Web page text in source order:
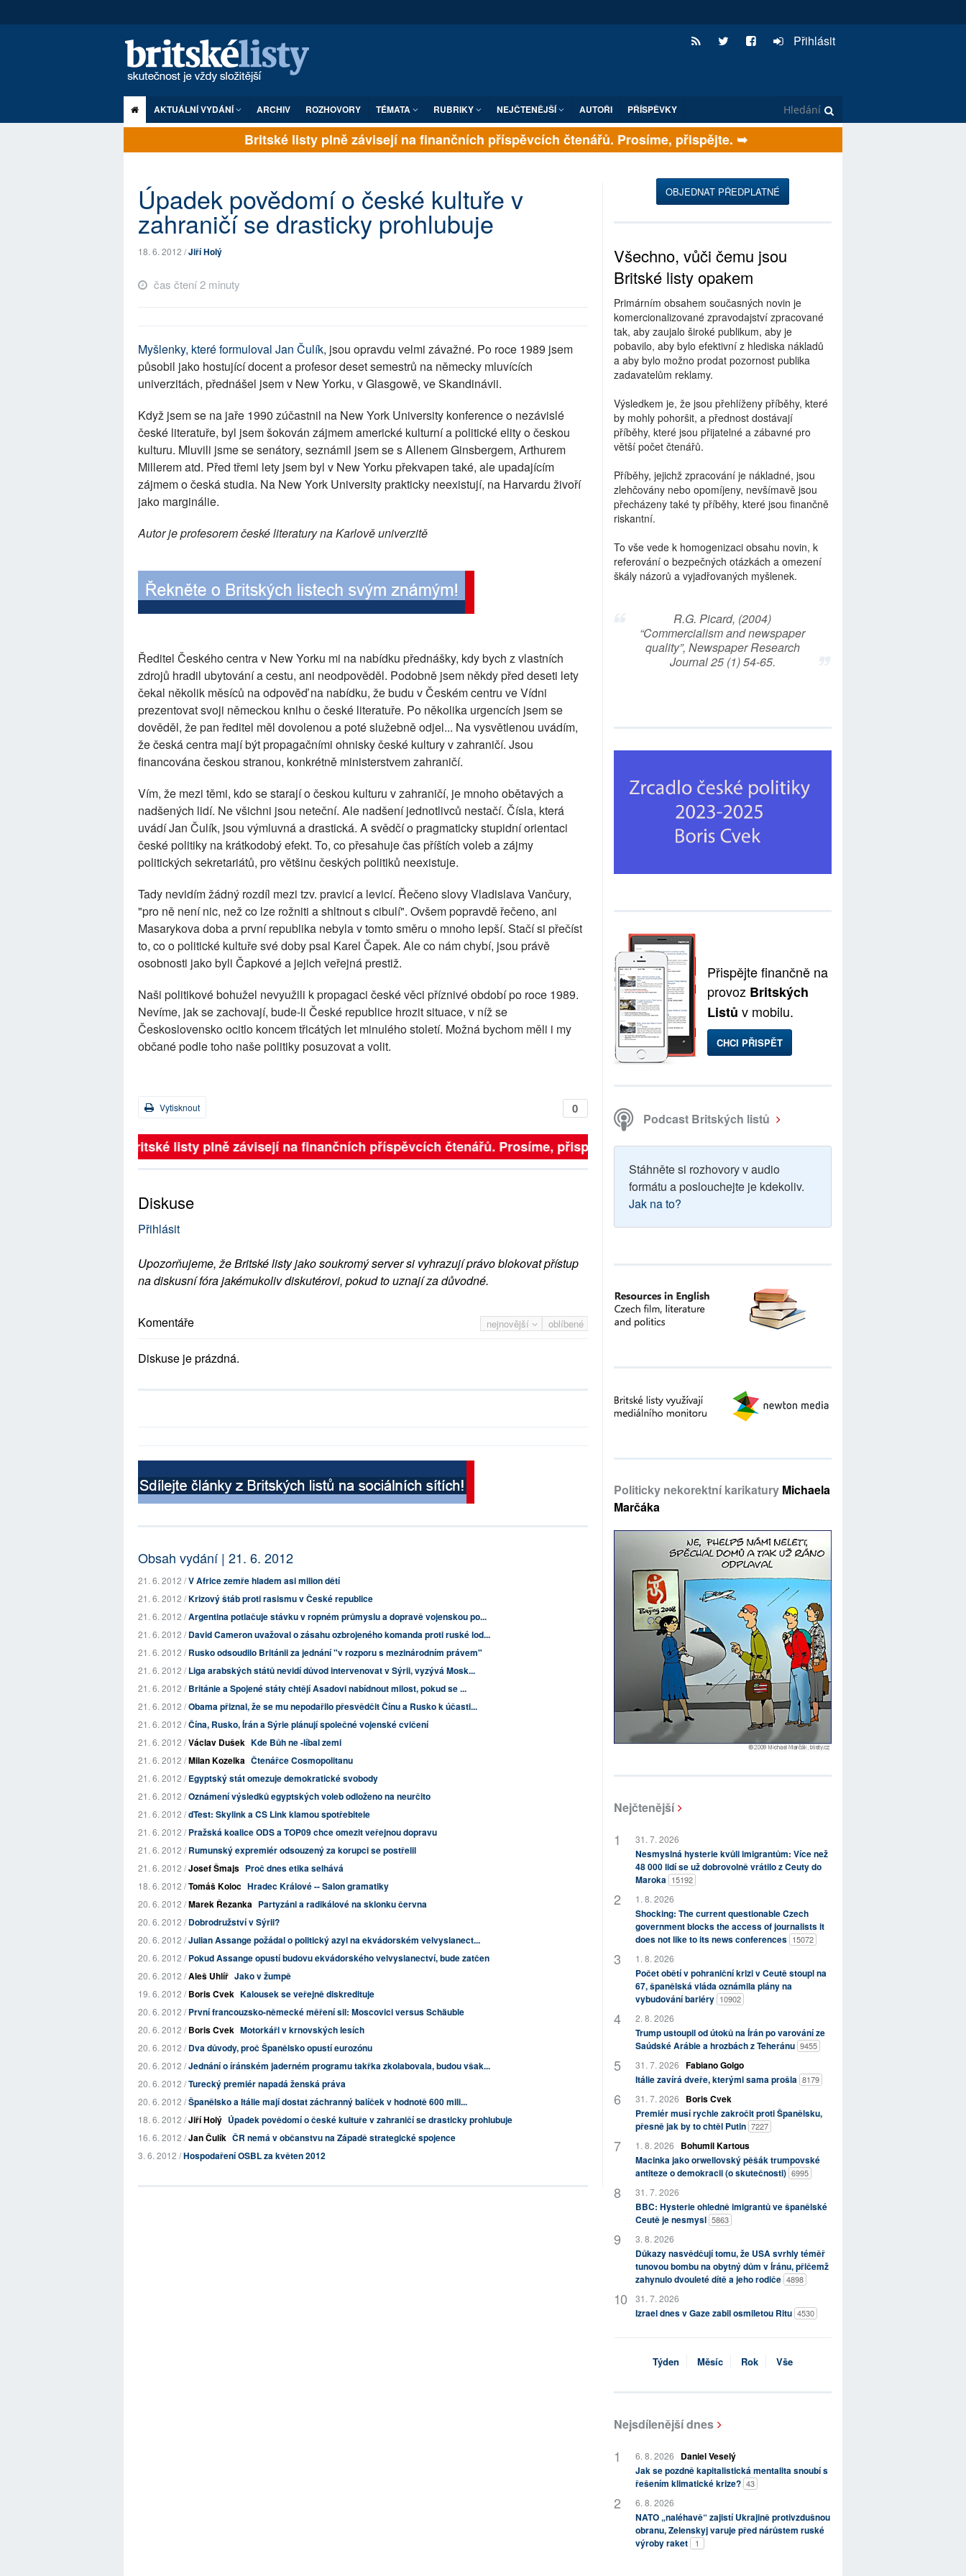
Přihlásit
AKTUÁLNÍ VYDÁNÍ ARCHIV ROZHOVORY TÉMATA RUBRIKY NEJČTENĚJŠÍ AUTOŘI PŘÍSPĚVKY
Britské listy plně závisejí na finančních příspěvcích čtenářů. Prosíme, přispějte. ➥
Úpadek povědomí o české kultuře v
zahraničí se drasticky prohlubuje
18. 6. 2012 /Jiří Holý
čas čtení 2 minuty
Myšlenky, které formuloval Jan Čulík, jsou opravdu velmi závažné. Po roce 1989 jsem
působil jako hostující docent a profesor deset semestrů na německy mluvících
univerzitách, přednášel jsem v New Yorku, v Glasgowě, ve Skandinávii.
Když jsem se na jaře 1990 zúčastnil na New York University konference o nezávislé
české literatuře, byl jsem šokován zájmem americké kulturní a politické elity o českou
kulturu. Mluvili jsme se senátory, seznámil jsem se s Allenem Ginsbergem, Arthurem
Millerem atd. Před třemi lety jsem byl v New Yorku překvapen také, ale upadajícím
zájmem o česká studia. Na New York University prakticky neexistují, na Harvardu živoří
jako marginálie.
Autor je profesorem české literatury na Karlově univerzitě
Ředitel Českého centra v New Yorku mi na nabídku přednášky, kdy bych z vlastních
zdrojů hradil ubytování a cestu, ani neodpověděl. Podobně jsem někdy před deseti lety
čekal několik měsíců na odpověď na nabídku, že budu v Českém centru ve Vídni
prezentovat svoji německou knihu o české literatuře. Po několika urgencích jsem se
dověděl, že pan ředitel měl dovolenou a poté služebně odjel... Na vysvětlenou uvádím,
že česká centra mají být propagačními ohnisky české kultury v zahraničí. Jsou
financována českou stranou, konkrétně ministerstvem zahraničí.
Vím, že mezi těmi, kdo se starají o českou kulturu v zahraničí, je mnoho obětavých a
nadšených lidí. Ne všichni jsou neteční. Ale nadšení jednotlivců nestačí. Čísla, která
uvádí Jan Čulík, jsou výmluvná a drastická. A svědčí o pragmaticky stupidní orientaci
české politiky na krátkodobý efekt. To, co přesahuje čas příštích voleb a zájmy
politických sekretariátů, pro většinu českých politiků neexistuje.
Tady nevidím žádný rozdíl mezi tzv. pravicí a levicí. Řečeno slovy Vladislava Vančury,
"pro ně není nic, než co lze rožniti a shltnout s cibulí". Ovšem popravdě řečeno, ani
Masarykova doba a první republika nebyla v tomto směru o mnoho lepší. Stačí si přečíst
to, co o politické kultuře své doby psal Karel Čapek. Ale co nám chybí, jsou právě
osobnosti jako byli Čapkové a jejich veřejná prestiž.
Naši politikové bohužel nevyužili k propagaci české věci příznivé období po roce 1989.
Nevíme, jak se zachovají, bude-li České republice hrozit situace, v níž se
Československo ocitlo koncem třicátých let minulého století. Možná bychom měli i my
občané podle toho naše politiky posuzovat a volit.
0
Vytisknout
Britské listy plně závisejí na finančních příspěvcích čtenářů. Prosíme, přispějte. ➥
Diskuse
Přihlásit
Upozorňujeme, že Britské listy jako soukromý server si vyhrazují právo blokovat přístup
na diskusní fóra jakémukoliv diskutérovi, pokud to uznají za důvodné.
nejnovější oblíbené
Komentáře
Diskuse je prázdná.
Obsah vydání | 21. 6. 2012
21. 6. 2012 /V Africe zemře hladem asi milion dětí
21. 6. 2012 /Krizový štáb proti rasismu v České republice
21. 6. 2012 /Argentina potlačuje stávku v ropném průmyslu a dopravě vojenskou po...
21. 6. 2012 /David Cameron uvažoval o zásahu ozbrojeného komanda proti ruské lod...
21. 6. 2012 /Rusko odsoudilo Británii za jednání "v rozporu s mezinárodním právem"
21. 6. 2012 /Liga arabských států nevidí důvod intervenovat v Sýrii, vyzývá Mosk...
21. 6. 2012 /Británie a Spojené státy chtějí Asadovi nabídnout milost, pokud se ...
21. 6. 2012 /Obama přiznal, že se mu nepodařilo přesvědčit Čínu a Rusko k účasti...
21. 6. 2012 /Čína, Rusko, Írán a Sýrie plánují společné vojenské cvičení
21. 6. 2012 /Václav Dušek Kde Bůh ne -líbal zemi
21. 6. 2012 /Milan Kozelka Čtenářce Cosmopolitanu
21. 6. 2012 /Egyptský stát omezuje demokratické svobody
21. 6. 2012 /Oznámení výsledků egyptských voleb odloženo na neurčito
21. 6. 2012 /dTest: Skylink a CS Link klamou spotřebitele
21. 6. 2012 /Pražská koalice ODS a TOP09 chce omezit veřejnou dopravu
21. 6. 2012 /Rumunský expremiér odsouzený za korupci se postřelil
21. 6. 2012 /Josef Šmajs Proč dnes etika selhává
18. 6. 2012 /Tomáš Koloc Hradec Králové -- Salon gramatiky
20. 6. 2012 /Marek Řezanka Partyzáni a radikálové na sklonku června
20. 6. 2012 /Dobrodružství v Sýrii?
20. 6. 2012 /Julian Assange požádal o politický azyl na ekvádorském velvyslanect...
20. 6. 2012 /Pokud Assange opustí budovu ekvádorského velvyslanectví, bude zatčen
20. 6. 2012 /Aleš Uhlíř Jako v žumpě
19. 6. 2012 /Boris Cvek Kalousek se veřejně diskredituje
20. 6. 2012 /První francouzsko-německé měření sil: Moscovici versus Schäuble
20. 6. 2012 /Boris Cvek Motorkáři v krnovských lesích
20. 6. 2012 /Dva důvody, proč Španělsko opustí eurozónu
20. 6. 2012 /Jednání o íránském jaderném programu takřka zkolabovala, budou však...
20. 6. 2012 /Turecký premiér napadá ženská práva
20. 6. 2012 /Španělsko a Itálie mají dostat záchranný balíček v hodnotě 600 mili...
18. 6. 2012 /Jiří Holý Úpadek povědomí o české kultuře v zahraničí se drasticky prohlubuje
16. 6. 2012 /Jan Čulík ČR nemá v občanstvu na Západě strategické spojence
3. 6. 2012 /Hospodaření OSBL za květen 2012
OBJEDNAT PŘEDPLATNÉ
Všechno, vůči čemu jsou
Britské listy opakem
Primárním obsahem současných novin je
komercionalizované zpravodajství zpracované
tak, aby zaujalo široké publikum, aby je
pobavilo, aby bylo efektivní z hlediska nákladů
a aby bylo možno prodat pozornost publika
zadavatelům reklamy.
Výsledkem je, že jsou přehlíženy příběhy, které
by mohly pohoršit, a přednost dostávají
příběhy, které jsou přijatelné a zábavné pro
větší počet čtenářů.
Příběhy, jejichž zpracování je nákladné, jsou
zlehčovány nebo opomíjeny, nevšímavě jsou
přecházeny také ty příběhy, které jsou finančně
riskantní.
To vše vede k homogenizaci obsahu novin, k
referování o bezpečných otázkách a omezení
škály názorů a vyjadřovaných myšlenek.
R.G. Picard, (2004)
“Commercialism and newspaper
quality”, Newspaper Research
Journal 25 (1) 54-65.
Přispějte finančně na
provoz Britských
Listů v mobilu.
CHCI PŘISPĚT
Podcast Britských listů
Stáhněte si rozhovory v audio
formátu a poslouchejte je kdekoliv.
Jak na to?
Politicky nekorektní karikatury Michaela
Marčáka
Nejčtenější
31. 7. 2026
Nesmyslná hysterie kvůli imigrantům: Více než
48 000 lidí se už dobrovolně vrátilo z Ceuty do
Maroka 15192
1. 8. 2026
Shocking: The current questionable Czech
government blocks the access of journalists it
does not like to its news conferences 15072
1. 8. 2026
Počet obětí v pohraniční krizi v Ceutě stoupl na
67, španělská vláda oznámila plány na
vybudování bariéry 10902
2. 8. 2026
Trump ustoupil od útoků na Írán po varování ze
Saúdské Arábie a hrozbách z Teheránu 9455
31. 7. 2026 Fabiano Golgo
Itálie zavírá dveře, kterými sama prošla 8179
31. 7. 2026
Boris Cvek
Premiér musí rychle zakročit proti Španělsku,
přesně jak by to chtěl Putin 7227
1. 8. 2026
Bohumil Kartous
Macinka jako orwellovský pěšák trumpovské
antiteze o demokracii (o skutečnosti) 6995
31. 7. 2026
BBC: Hysterie ohledně imigrantů ve španělské
Ceutě je nesmysl 5863
3. 8. 2026
Důkazy nasvědčují tomu, že USA svrhly téměř
tunovou bombu na obytný dům v Íránu, přičemž
zahynulo dvouleté dítě a jeho rodiče 4898
31. 7. 2026
Izrael dnes v Gaze zabil osmiletou Ritu 4530
Týden Měsíc Rok Vše
Nejsdílenější dnes
6. 8. 2026
Daniel Veselý
Jak se pozdně kapitalistická mentalita snoubí s
řešením klimatické krize? 43
6. 8. 2026
NATO „naléhavě“ zajistí Ukrajině protivzdušnou
obranu, Zelenskyj varuje před nárůstem ruské
výroby raket
1